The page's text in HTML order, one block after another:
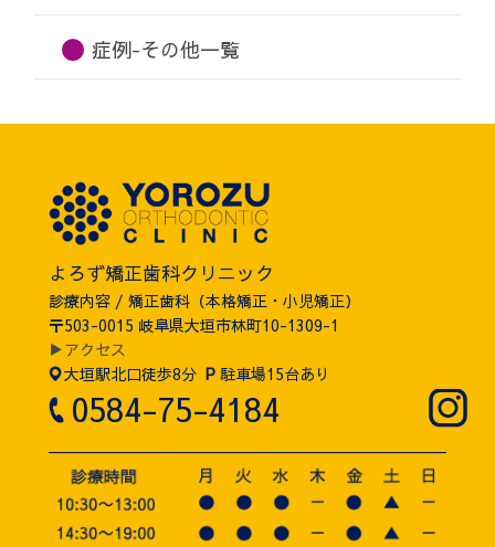
症例-その他一覧
よろず矯正歯科クリニック
診療内容 / 矯正歯科（本格矯正・小児矯正）
〒503-0015 岐阜県大垣市林町10-1309-1
▶アクセス
大垣駅北口徒歩8分 P 駐車場15台あり
0584-75-4184